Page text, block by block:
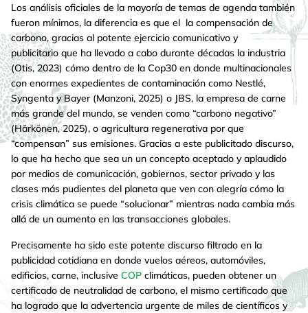
Los análisis oficiales de la mayoría de temas de agenda también
fueron mínimos, la diferencia es que el la compensación de
carbono, gracias al potente ejercicio comunicativo y
publicitario que ha llevado a cabo durante décadas la industria
(Otis, 2023) cómo dentro de la Cop30 en donde multinacionales
con enormes expedientes de contaminación como Nestlé,
Syngenta y Bayer (Manzoni, 2025) o JBS, la empresa de carne
más grande del mundo, se venden como “carbono negativo”
(Härkönen, 2025), o agricultura regenerativa por que
“compensan” sus emisiones. Gracias a este publicitado discurso,
lo que ha hecho que sea un un concepto aceptado y aplaudido
por medios de comunicación, gobiernos, sector privado y las
clases más pudientes del planeta que ven con alegría cómo la
crisis climática se puede “solucionar” mientras nada cambia más
allá de un aumento en las transacciones globales.
Precisamente ha sido este potente discurso filtrado en la
publicidad cotidiana en donde vuelos aéreos, automóviles,
edificios, carne, inclusive COP climáticas, pueden obtener un
certificado de neutralidad de carbono, el mismo certificado que
ha logrado que la advertencia urgente de miles de científicos y